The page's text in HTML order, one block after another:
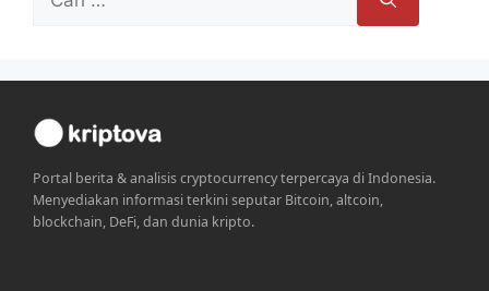
Portal berita & analisis cryptocurrency terpercaya di Indonesia.
Menyediakan informasi terkini seputar Bitcoin, altcoin,
blockchain, DeFi, dan dunia kripto.